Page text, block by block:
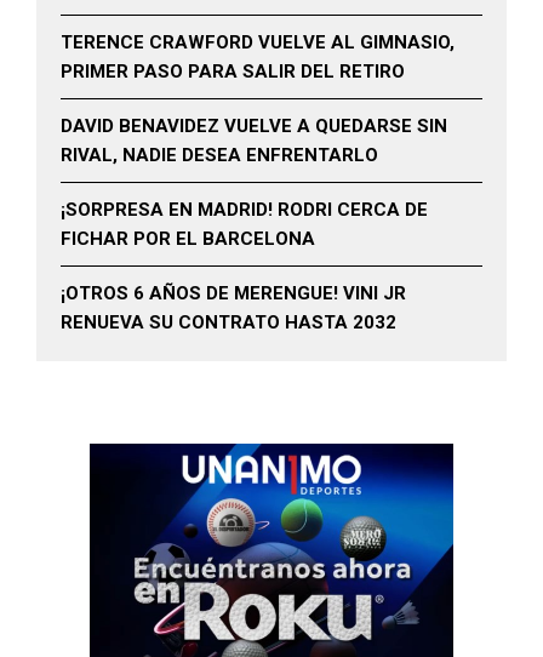
TERENCE CRAWFORD VUELVE AL GIMNASIO,
PRIMER PASO PARA SALIR DEL RETIRO
DAVID BENAVIDEZ VUELVE A QUEDARSE SIN
RIVAL, NADIE DESEA ENFRENTARLO
¡SORPRESA EN MADRID! RODRI CERCA DE
FICHAR POR EL BARCELONA
¡OTROS 6 AÑOS DE MERENGUE! VINI JR
RENUEVA SU CONTRATO HASTA 2032